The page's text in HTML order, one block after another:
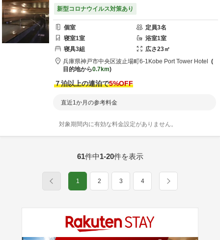
新型コロナウイルス対策あり
個室 定員3名
寝室1室 浴室1室
寝具3組 広さ23㎡
兵庫県神戸市中央区波止場町6-1 Kobe Port Tower Hotel
目的地から0.7km
７泊以上の連泊で5%OFF
直近1か月の参考料金
対象期間内に有効な料金設定がありません。
61件中1-20件を表示
1 2 3 4